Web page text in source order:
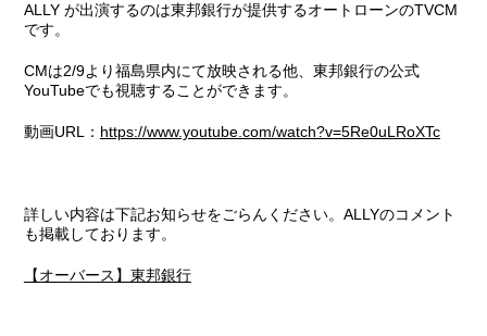
ALLY が出演するのは東邦銀行が提供するオートローンのTVCM
です。
CMは2/9より福島県内にて放映される他、東邦銀行の公式
YouTubeでも視聴することができます。
動画URL： https://www.youtube.com/watch?v=5Re0uLRoXTc
詳しい内容は下記お知らせをごらんください。ALLYのコメント
も掲載しております。
【オーバース】東邦銀行